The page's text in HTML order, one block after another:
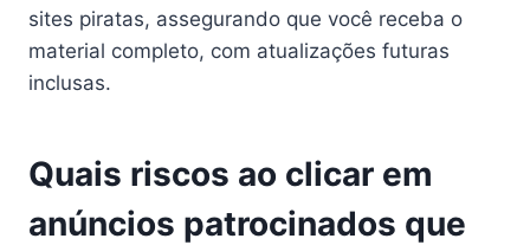
sites piratas, assegurando que você receba o
material completo, com atualizações futuras
inclusas.
Quais riscos ao clicar em
anúncios patrocinados que